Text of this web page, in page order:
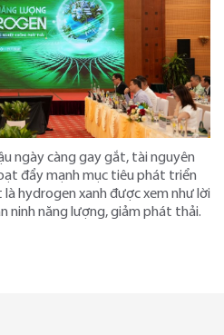
ngày càng gay gắt, tài nguyên
đẩy mạnh mục tiêu phát triển
hydrogen xanh được xem như lời
ninh năng lượng, giảm phát thải.